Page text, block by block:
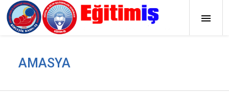
AMASYA